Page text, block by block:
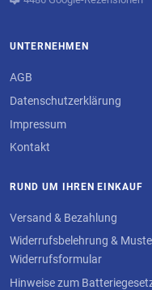
UNTERNEHMEN
AGB
Datenschutzerklärung
Impressum
Kontakt
RUND UM IHREN EINKAUF
Versand & Bezahlung
Widerrufsbelehrung &
Widerrufsformular
Hinweise zum